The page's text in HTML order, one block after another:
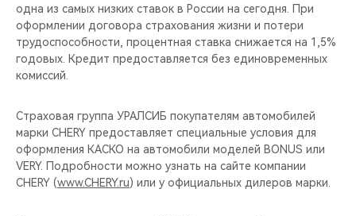
одна из самых низких ставок в России на сегодня. При
оформлении договора страхования жизни и потери
трудоспособности, процентная ставка снижается на 1,5%
годовых. Кредит предоставляется без единовременных
комиссий.
Страховая группа УРАЛСИБ покупателям автомобилей
марки CHERY предоставляет специальные условия для
оформления КАСКО на автомобили моделей BONUS или
VERY. Подробности можно узнать на сайте компании
CHERY (www.CHERY.ru) или у официальных дилеров марки.